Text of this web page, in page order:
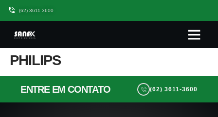
(62) 3611 3600
PHILIPS
ENTRE EM CONTATO (62) 3611-3600